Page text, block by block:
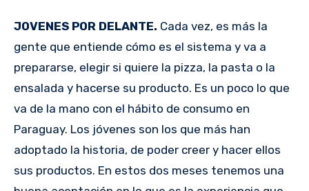
JOVENES POR DELANTE. Cada vez, es más la
gente que entiende cómo es el sistema y va a
prepararse, elegir si quiere la pizza, la pasta o la
ensalada y hacerse su producto. Es un poco lo que
va de la mano con el hábito de consumo en
Paraguay. Los jóvenes son los que más han
adoptado la historia, de poder creer y hacer ellos
sus productos. En estos dos meses tenemos una